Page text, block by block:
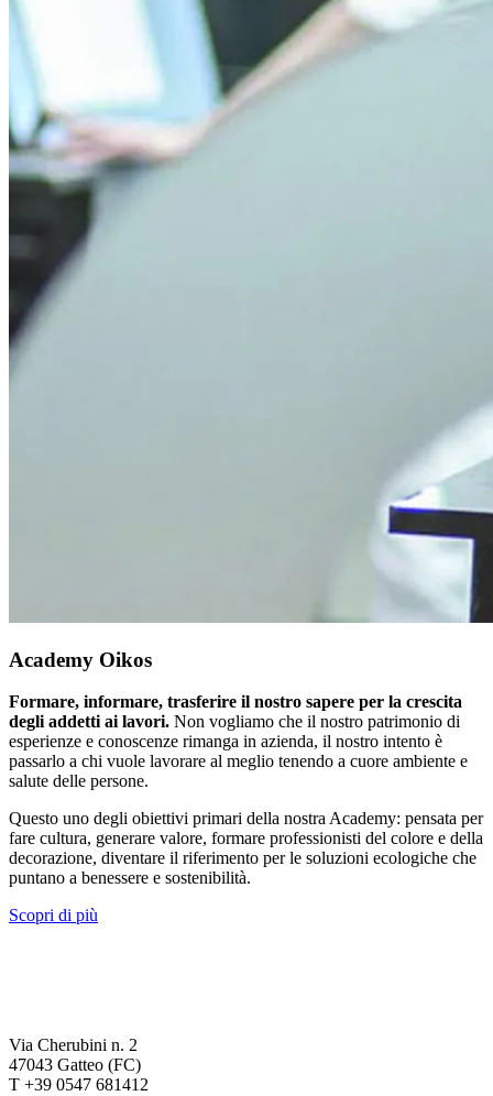
Academy Oikos
Formare, informare, trasferire il nostro sapere per la crescita
degli addetti ai lavori. Non vogliamo che il nostro patrimonio di
esperienze e conoscenze rimanga in azienda, il nostro intento è
passarlo a chi vuole lavorare al meglio tenendo a cuore ambiente e
salute delle persone.
Questo uno degli obiettivi primari della nostra Academy: pensata per
fare cultura, generare valore, formare professionisti del colore e della
decorazione, diventare il riferimento per le soluzioni ecologiche che
puntano a benessere e sostenibilità.
Scopri di più
Via Cherubini n. 2
47043 Gatteo (FC)
T +39 0547 681412